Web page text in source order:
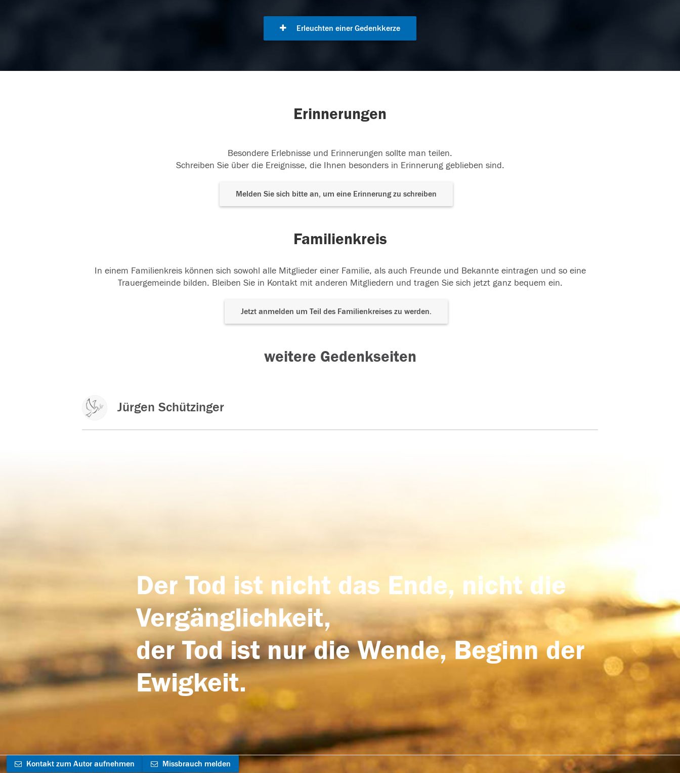
Erleuchten einer Gedenkkerze
Erinnerungen
Besondere Erlebnisse und Erinnerungen sollte man teilen.
Schreiben Sie über die Ereignisse, die Ihnen besonders in Erinnerung geblieben sind.
Melden Sie sich bitte an, um eine Erinnerung zu schreiben
Familienkreis
In einem Familienkreis können sich sowohl alle Mitglieder einer Familie, als auch Freunde und Bekannte eintragen und so eine
Trauergemeinde bilden. Bleiben Sie in Kontakt mit anderen Mitgliedern und tragen Sie sich jetzt ganz bequem ein.
Jetzt anmelden um Teil des Familienkreises zu werden.
weitere Gedenkseiten
Jürgen Schützinger
Der Tod ist nicht das Ende, nicht die
Vergänglichkeit,
der Tod ist nur die Wende, Beginn der
Ewigkeit.
Kontakt zum Autor aufnehmen Missbrauch melden